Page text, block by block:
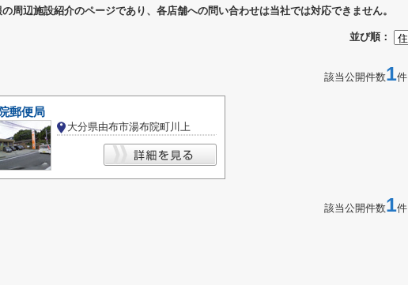
周辺施設紹介のページであり、各店舗への問い合わせは当社では対応できません。
並び順：
該当公開件数1件
郵便局
大分県由布市湯布院町川上
該当公開件数1件